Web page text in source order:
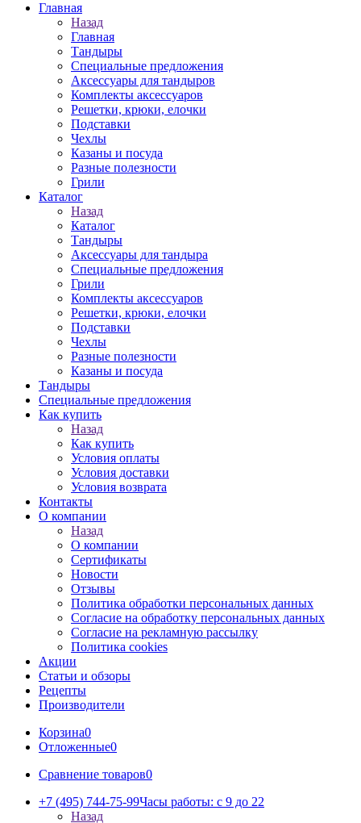
Главная
Назад
Главная
Тандыры
Специальные предложения
Аксессуары для тандыров
Комплекты аксессуаров
Решетки, крюки, елочки
Подставки
Чехлы
Казаны и посуда
Разные полезности
Грили
Каталог
Назад
Каталог
Тандыры
Аксессуары для тандыра
Специальные предложения
Грили
Комплекты аксессуаров
Решетки, крюки, елочки
Подставки
Чехлы
Разные полезности
Казаны и посуда
Тандыры
Специальные предложения
Как купить
Назад
Как купить
Условия оплаты
Условия доставки
Условия возврата
Контакты
О компании
Назад
О компании
Сертификаты
Новости
Отзывы
Политика обработки персональных данных
Согласие на обработку персональных данных
Согласие на рекламную рассылку
Политика cookies
Акции
Статьи и обзоры
Рецепты
Производители
Корзина0
Отложенные0
Сравнение товаров0
+7 (495) 744-75-99Часы работы: c 9 до 22
Назад